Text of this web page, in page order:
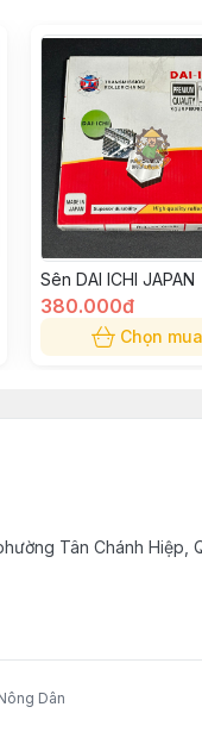
Sên DAI ICHI JAPAN
380.000đ
Chọn mua
Tân Chánh Hiệp,
Dân